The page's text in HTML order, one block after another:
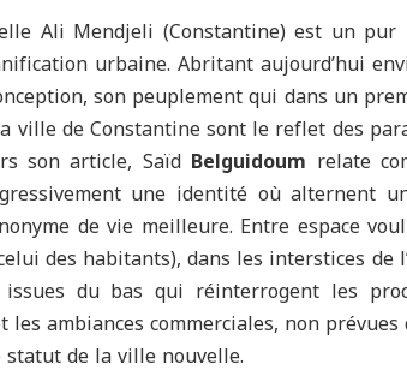
Ali Mendjeli (Constantine) est un
urbaine. Abritant aujourd’hui
son peuplement qui dans un
ville de Constantine sont le reflet des
son article, Saïd Belguidoum relate
une identité où alternent
de vie meilleure. Entre espace
des habitants), dans les interstices
issues du bas qui réinterrogent les
les ambiances commerciales, non
de la ville nouvelle.